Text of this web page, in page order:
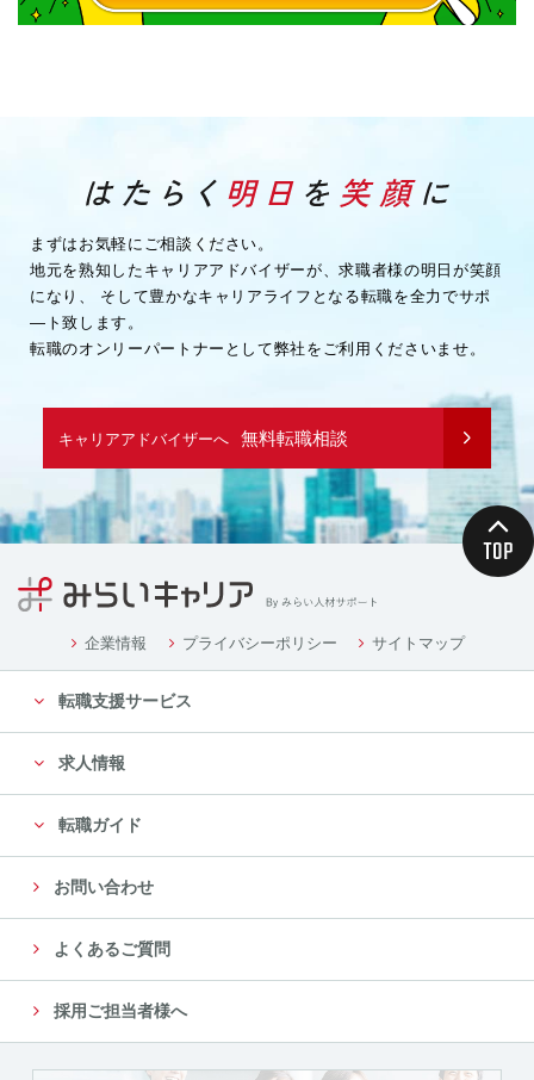
まずはお気軽にご相談ください。
地元を熟知したキャリアアドバイザーが、求職者様の明日が笑顔
になり、
そして豊かなキャリアライフとなる転職を全力でサポ
―ト致します。
転職のオンリーパートナーとして弊社をご利用くださいませ。
キャリアアドバイザーへ 無料転職相談
企業情報 プライバシーポリシー サイトマップ
転職支援サービス
求人情報
転職ガイド
お問い合わせ
よくあるご質問
採用ご担当者様へ